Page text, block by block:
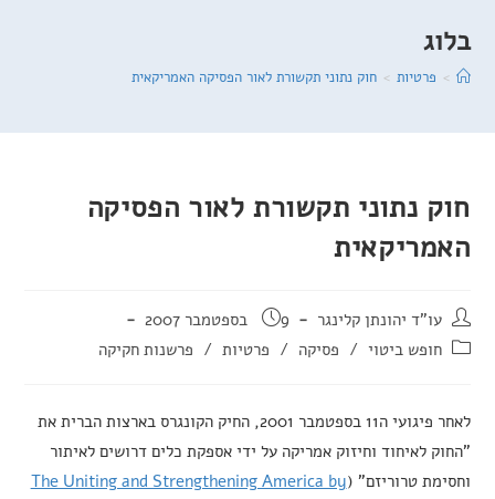
בלוג
> פרטיות > חוק נתוני תקשורת לאור הפסיקה האמריקאית
חוק נתוני תקשורת לאור הפסיקה
האמריקאית
מחבר:עו"ד יהונתן קלינגר פורסם:
9 בספטמבר 2007
קטגוריה:חופש ביטוי / פסיקה / פרטיות / פרשנות חקיקה
לאחר פיגועי ה11 בספטמבר 2001, החיק הקונגרס בארצות הברית את
"החוק לאיחוד וחיזוק אמריקה על ידי אספקת כלים דרושים לאיתור
וחסימת טרוריזם" (The Uniting and Strengthening America by